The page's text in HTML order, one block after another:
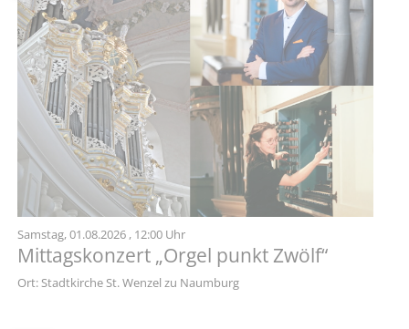
Samstag,01.08.2026 , 12:00 Uhr
Mittagskonzert „Orgel punkt Zwölf“
Ort: Stadtkirche St. Wenzel zu Naumburg